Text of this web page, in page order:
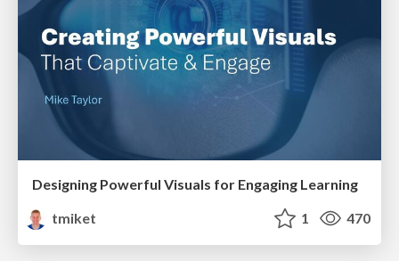
Designing Powerful Visuals for Engaging Learning
tmiket
1 470